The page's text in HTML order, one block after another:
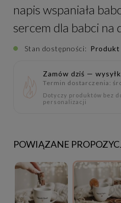
napis wspaniała
sercem dla babci na
Stan dostępności:
Zamów dziś —
Termin dostarczenia:
Dotyczy produktów bez
personalizacji
POWIĄZANE